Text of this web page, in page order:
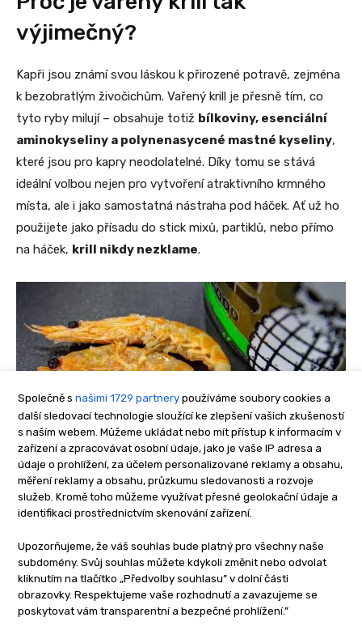
Společně s našimi 1729 partnery používáme soubory cookies a
další sledovací technologie sloužící ke zlepšení vašich zkušeností
s naším webem. Můžeme ukládat nebo mít přístup k informacím v
zařízení a zpracovávat osobní údaje, jako je vaše IP adresa a
údaje o prohlížení, za účelem personalizované reklamy a obsahu,
měření reklamy a obsahu, průzkumu sledovanosti a rozvoje
služeb. Kromě toho můžeme využívat přesné geolokační údaje a
identifikaci prostřednictvím skenování zařízení.
Upozorňujeme, že váš souhlas bude platný pro všechny naše
subdomény. Svůj souhlas můžete kdykoli změnit nebo odvolat
kliknutím na tlačítko „Předvolby souhlasu” v dolní části
obrazovky. Respektujeme vaše rozhodnutí a zavazujeme se
poskytovat vám transparentní a bezpečné prohlížení.”